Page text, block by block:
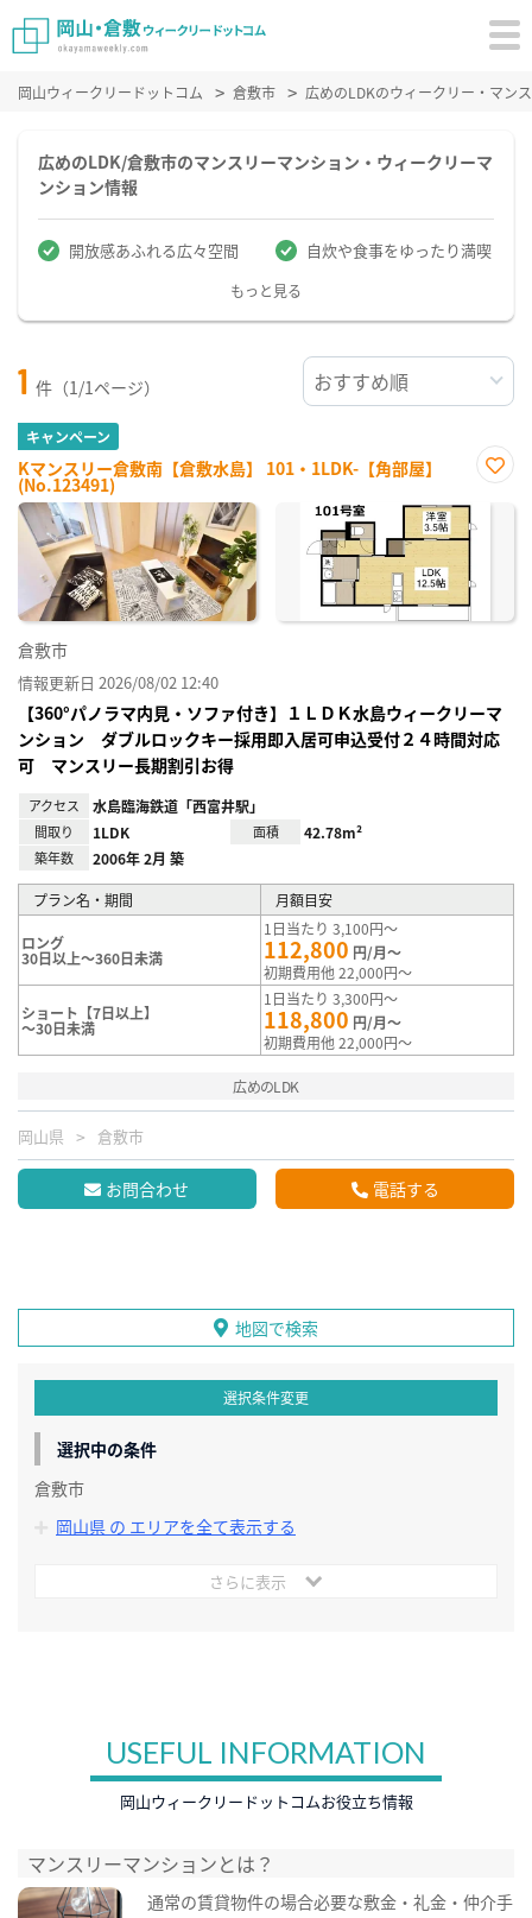
岡山ウィークリードットコム 倉敷市 広めのLDKのウィークリー・マン
広めのLDK/倉敷市のマンスリーマンション・ウィークリーマ
ンション情報
開放感あふれる広々空間 自炊や食事をゆったり満喫
もっと見る
1 件（1/1ページ）
キャンペーン
Kマンスリー倉敷南【倉敷水島】 101・1LDK-【角部屋】
(No.123491)
に入
倉敷市
情報更新日 2026/08/02 12:40
【360°パノラマ内見・ソファ付き】１ＬＤＫ水島ウィークリーマ
ンション ダブルロックキー採用即入居可申込受付２４時間対応
可 マンスリー長期割引お得
アクセス 水島臨海鉄道「西富井駅」
間取り 1LDK 面積 42.78m²
築年数 2006年 2月 築
プラン名・期間 月額目安
ロング
30日以上～360日未満
1日当たり 3,100円～
112,800 円/月～
初期費用他 22,000円～
ショート【7日以上】
～30日未満
1日当たり 3,300円～
118,800 円/月～
初期費用他 22,000円～
広めのLDK
岡山県 倉敷市
お問合わせ 電話する
地図で検索
選択条件変更
選択中の条件
倉敷市
岡山県 の エリアを全て表示する
さらに表示
USEFUL INFORMATION
岡山ウィークリードットコムお役立ち情報
マンスリーマンションとは？
通常の賃貸物件の場合必要な敷金・礼金・仲介手